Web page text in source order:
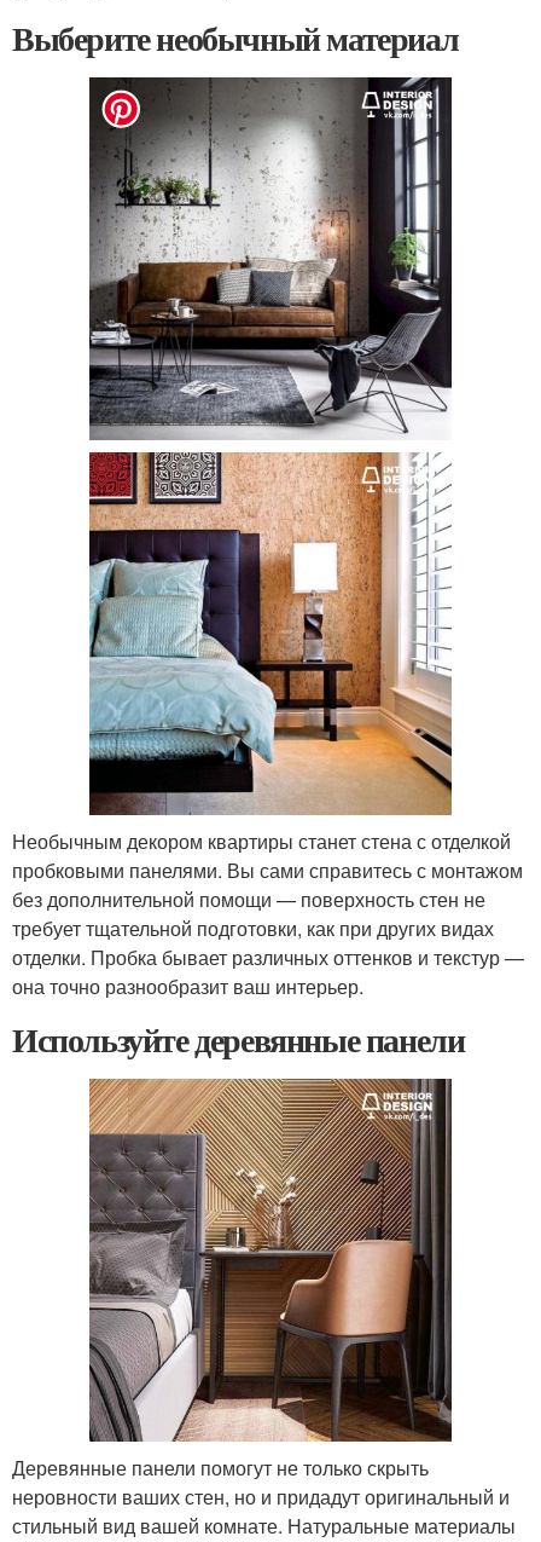
Выберите необычный материал
Необычным декором квартиры станет стена с отделкой
пробковыми панелями. Вы сами справитесь с монтажом
без дополнительной помощи — поверхность стен не
требует тщательной подготовки, как при других видах
отделки. Пробка бывает различных оттенков и текстур —
она точно разнообразит ваш интерьер.
Используйте деревянные панели
Деревянные панели помогут не только скрыть
неровности ваших стен, но и придадут оригинальный и
стильный вид вашей комнате. Натуральные материалы